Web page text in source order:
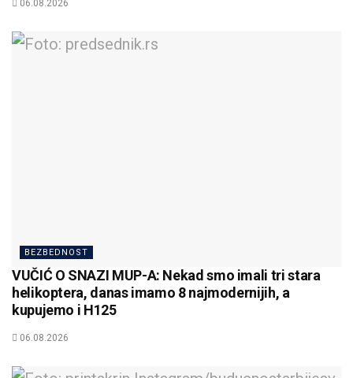
06.08.2026
BEZBEDNOST
VUČIĆ O SNAZI MUP-A: Nekad smo imali tri stara
helikoptera, danas imamo 8 najmodernijih, a
kupujemo i H125
06.08.2026